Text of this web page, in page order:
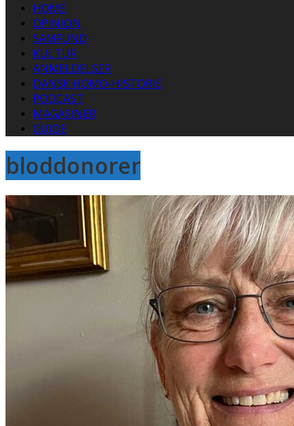
HOME
OPINION
SAMFUND
KULTUR
ANMELDELSER
DANSK HOMO-HISTORIE
PODCAST
MAGASINER
GUIDE
bloddonorer